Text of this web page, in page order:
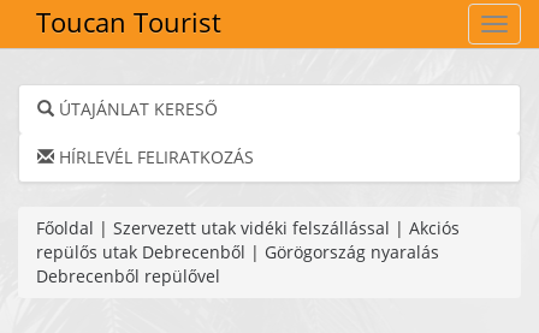
Toucan Tourist
ÚTAJÁNLAT KERESŐ
HÍRLEVÉL FELIRATKOZÁS
Főoldal | Szervezett utak vidéki felszállással | Akciós
repülős utak Debrecenből | Görögország nyaralás
Debrecenből repülővel